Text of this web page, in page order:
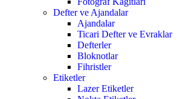
Defter ve Ajandalar
Ajandalar
Ticari Defter ve Evraklar
Defterler
Bloknotlar
Fihristler
Etiketler
Lazer Etiketler